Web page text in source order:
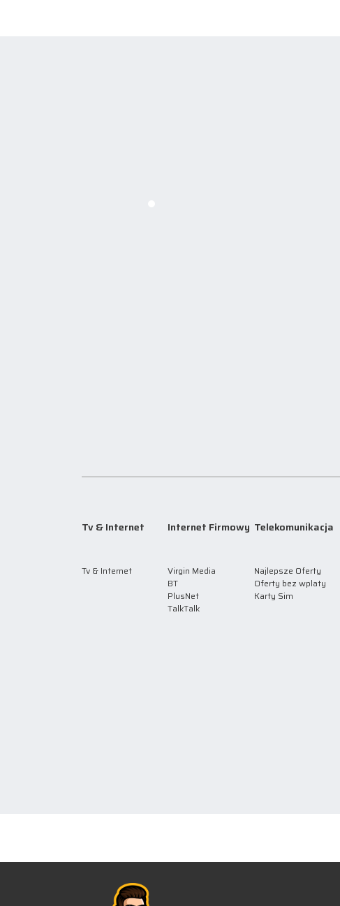
Tv & Internet
Tv & Internet
Internet Firmowy
Virgin Media
BT
PlusNet
TalkTalk
Telekomunikacja
Najlepsze Oferty
Oferty bez wplaty
Karty Sim